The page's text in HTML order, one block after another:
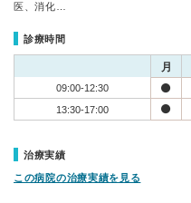
医、消化…
診療時間
月
09:00-12:30
13:30-17:00
治療実績
この病院の治療実績を見る